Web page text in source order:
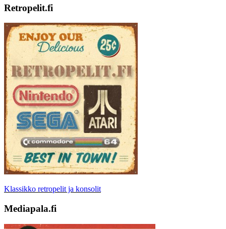
Retropelit.fi
Klassikko retropelit ja konsolit
Mediapala.fi